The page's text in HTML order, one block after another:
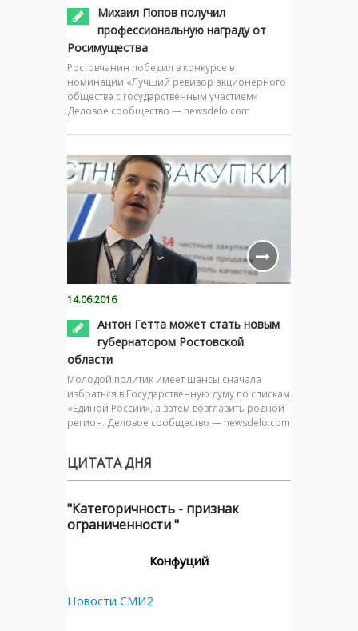
Михаил Попов получил
профессиональную награду от
Росимущества
Ростовчанин победил в конкурсе в
номинации «Лучший ревизор акционерного
общества с государственным участием»
Деловое сообщество — newsdelo.com
14.06.2016
Антон Гетта может стать новым
губернатором Ростовской
области
Молодой политик имеет шансы сначала
избраться в Государственную думу по спискам
«Единой России», а затем возглавить родной
регион. Деловое сообщество — newsdelo.com
ЦИТАТА ДНЯ
"Категоричность - признак
ограниченности "
Конфуций
Новости СМИ2